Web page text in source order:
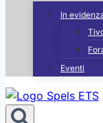
In
Eventi